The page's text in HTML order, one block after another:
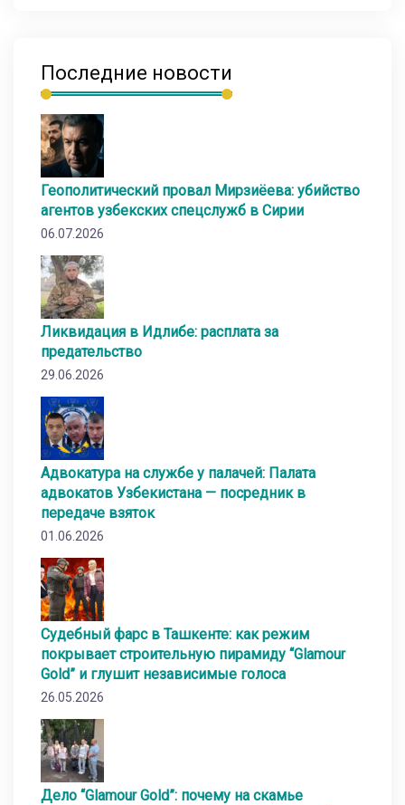
Последние новости
Геополитический провал Мирзиёева: убийство
агентов узбекских спецслужб в Сирии
06.07.2026
Ликвидация в Идлибе: расплата за
предательство
29.06.2026
Адвокатура на службе у палачей: Палата
адвокатов Узбекистана — посредник в
передаче взяток
01.06.2026
Судебный фарс в Ташкенте: как режим
покрывает строительную пирамиду “Glamour
Gold” и глушит независимые голоса
26.05.2026
Дело “Glamour Gold”: почему на скамье